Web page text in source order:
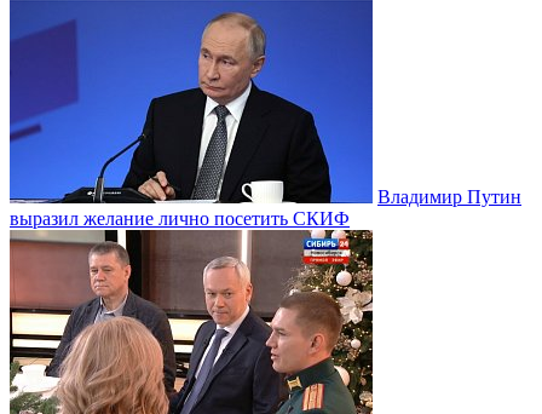
Владимир Путин
выразил желание лично посетить СКИФ